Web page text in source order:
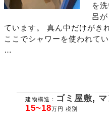
を
呂
ています。 真ん中だけがき
ここでシャワーを使われて
…
建物構造： ゴミ屋敷,
15~18万円 税別